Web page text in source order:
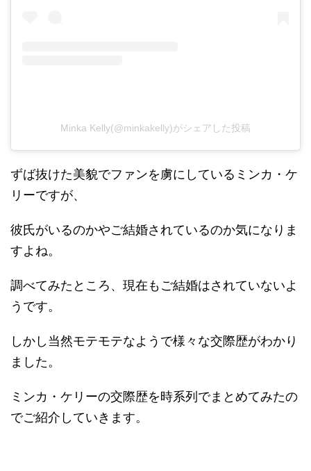
Minka Kelly(@minkakelly)がシェアした投稿
ずば抜けた美貌でファンを虜にしているミンカ・ケ
リーですが、
彼氏がいるのかやご結婚されているのか気になりま
すよね。
調べてみたところ、現在もご結婚はされていないよ
うです。
しかし当然モテモテなようで様々な交際歴がわかり
ました。
ミンカ・ケリーの交際歴を時系列でまとめてみたの
でご紹介していきます。